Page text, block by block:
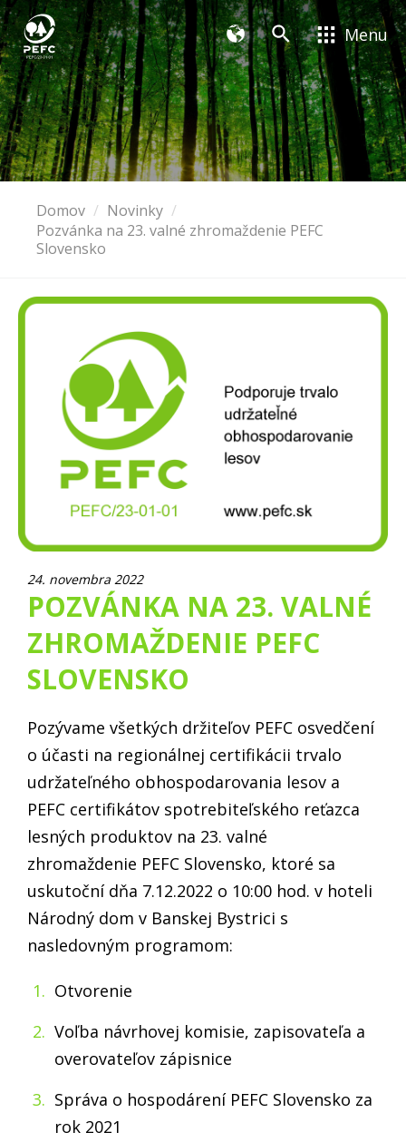
Menu
Domov
Novinky
Pozvánka na 23. valné zhromaždenie PEFC
Slovensko
24. novembra 2022
POZVÁNKA NA 23. VALNÉ
ZHROMAŽDENIE PEFC
SLOVENSKO
Pozývame všetkých držiteľov PEFC osvedčení
o účasti na regionálnej certifikácii trvalo
udržateľného obhospodarovania lesov a
PEFC certifikátov spotrebiteľského reťazca
lesných produktov na 23. valné
zhromaždenie PEFC Slovensko, ktoré sa
uskutoční dňa 7.12.2022 o 10:00 hod. v hoteli
Národný dom v Banskej Bystrici s
nasledovným programom:
Otvorenie
Voľba návrhovej komisie, zapisovateľa a
overovateľov zápisnice
Správa o hospodárení PEFC Slovensko za
rok 2021